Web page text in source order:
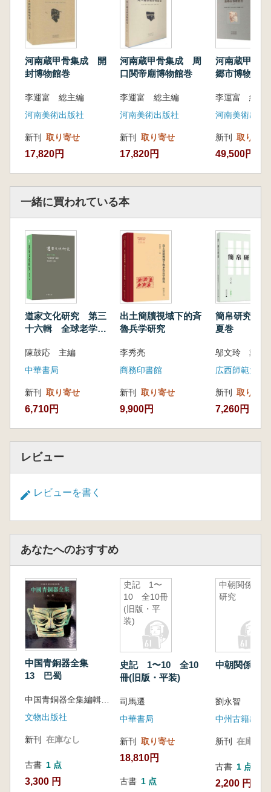
骨文の契刻軌跡と原貌をより忠実に再現する内
容となっています。
河南蔵甲骨集成 開
封博物館巻
李運富 総主編
河南美術出版社
新刊 取り寄せ
17,820円
河南蔵甲骨集成 周
口関帝廟博物館巻
李運富 総主編
河南美術出版社
新刊 取り寄せ
17,820円
河南蔵甲骨
郷市博物館
河南美術出版
新刊 取り寄せ
49,500円
一緒に買われている本
道家文化研究 第三
十六輯 全球老学専
陳鼓応 主編
中華書局
新刊 取り寄せ
6,710円
出土簡牘視域下的斉
魯兵学研究
李秀亮
商務印書館
新刊 取り寄せ
9,900円
簡帛研究
夏巻
邬文玲 戴衛
広西師範大学
新刊 取り寄せ
7,260円
レビュー
レビューを書く
あなたへのおすすめ
中国青銅器全集
13 巴蜀
文物出版社
新刊 在庫なし
古書 1 点
3,300 円
史記 1〜
10 全10冊
(旧版・平
装)
史記 1〜10 全10
冊(旧版・平装)
司馬遷
中華書局
新刊 取り寄せ
18,810円
古書 1 点
中朝関係史
研究
中朝関係史
劉永智
中州古籍出版
新刊 在庫なし
古書 1 点
2,200 円